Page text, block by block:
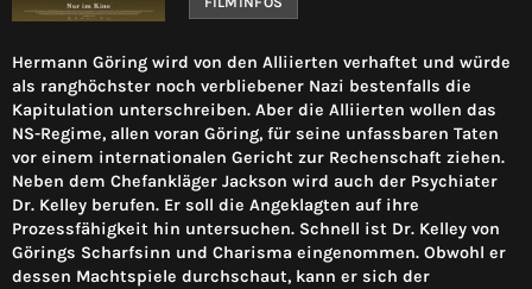
Hermann Göring wird von den Alliierten verhaftet und würde
als ranghöchster noch verbliebener Nazi bestenfalls die
Kapitulation unterschreiben. Aber die Alliierten wollen das
NS-Regime, allen voran Göring, für seine unfassbaren Taten
vor einem internationalen Gericht zur Rechenschaft ziehen.
Neben dem Chefankläger Jackson wird auch der Psychiater
Dr. Kelley berufen. Er soll die Angeklagten auf ihre
Prozessfähigkeit hin untersuchen. Schnell ist Dr. Kelley von
Görings Scharfsinn und Charisma eingenommen. Obwohl er
dessen Machtspiele durchschaut, kann er sich der